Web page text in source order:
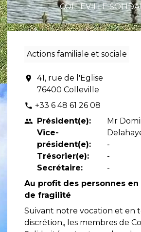
COLLEVILLE
Actions familiale et sociale
location_on
41, rue de l'Eglise
76400 Colleville
phone +33 6 48 61 26 08
people Président(e):
Vice-
président(e):
Trésorier(e):
Secrétaire:
Mr
-
-
-
Au profit des personnes
de fragilité
Suivant notre vocation et en
discrétion,, les membres de